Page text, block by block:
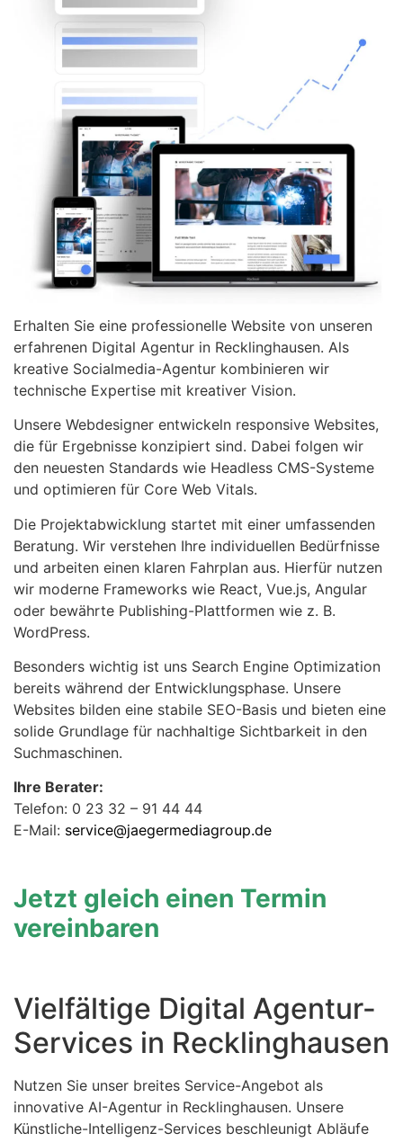
Erhalten Sie eine professionelle Website von unseren
erfahrenen Digital Agentur in Recklinghausen. Als
kreative Socialmedia-Agentur kombinieren wir
technische Expertise mit kreativer Vision.
Unsere Webdesigner entwickeln responsive Websites,
die für Ergebnisse konzipiert sind. Dabei folgen wir
den neuesten Standards wie Headless CMS-Systeme
und optimieren für Core Web Vitals.
Die Projektabwicklung startet mit einer umfassenden
Beratung. Wir verstehen Ihre individuellen Bedürfnisse
und arbeiten einen klaren Fahrplan aus. Hierfür nutzen
wir moderne Frameworks wie React, Vue.js, Angular
oder bewährte Publishing-Plattformen wie z. B.
WordPress.
Besonders wichtig ist uns Search Engine Optimization
bereits während der Entwicklungsphase. Unsere
Websites bilden eine stabile SEO-Basis und bieten eine
solide Grundlage für nachhaltige Sichtbarkeit in den
Suchmaschinen.
Ihre Berater:
Telefon: 0 23 32 – 91 44 44
E-Mail: service@jaegermediagroup.de
Jetzt gleich einen Termin
vereinbaren
Vielfältige Digital Agentur-
Services in Recklinghausen
Nutzen Sie unser breites Service-Angebot als
innovative AI-Agentur in Recklinghausen. Unsere
Künstliche-Intelligenz-Services beschleunigt Abläufe